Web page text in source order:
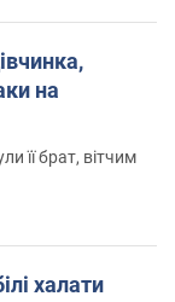
на
її брат, вітчим
халати